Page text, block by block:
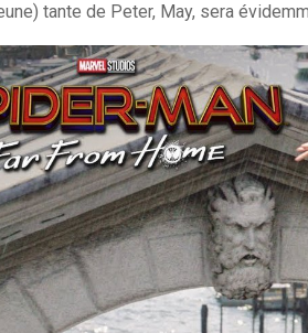
tante de Peter, May, sera